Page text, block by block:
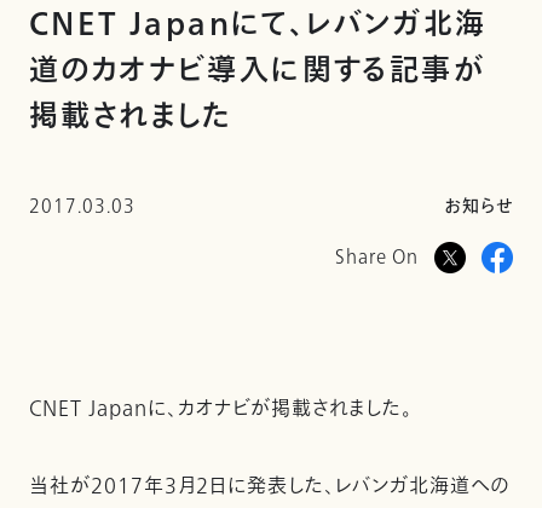
CNET Japanにて、レバンガ北海
道のカオナビ導入に関する記事が
掲載されました
2017.03.03 お知らせ
Share On
CNET Japanに、カオナビが掲載されました。
当社が2017年3月2日に発表した、レバンガ北海道への